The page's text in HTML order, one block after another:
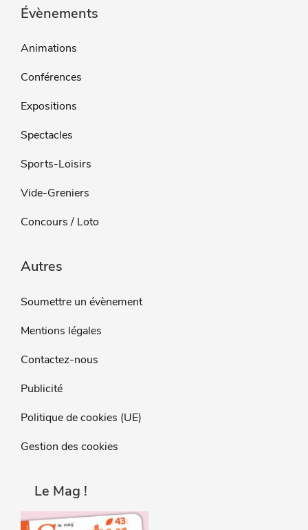
Évènements
Animations
Conférences
Expositions
Spectacles
Sports-Loisirs
Vide-Greniers
Concours / Loto
Autres
Soumettre un évènement
Mentions légales
Contactez-nous
Publicité
Politique de cookies (UE)
Gestion des cookies
Le Mag !